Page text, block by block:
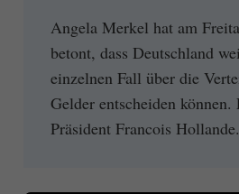
Angela Merkel hat am
betont, dass Deutschland
einzelnen Fall über die
Gelder entscheiden können.
Präsident Francois